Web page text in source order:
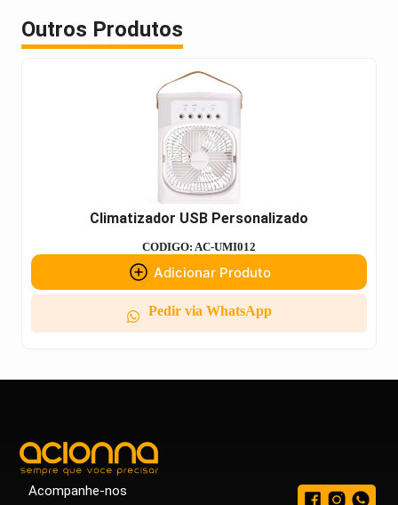
Outros Produtos
Climatizador USB Personalizado
CODIGO: AC-UMI012
Adicionar Produto
Pedir via WhatsApp
Acompanhe-nos